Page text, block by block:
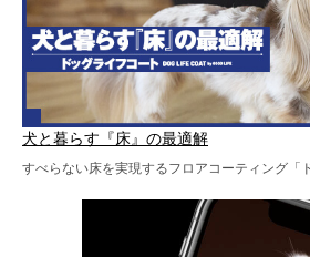
犬と暮らす『床』の最適解
すべらない床を実現するフロアコーティング「